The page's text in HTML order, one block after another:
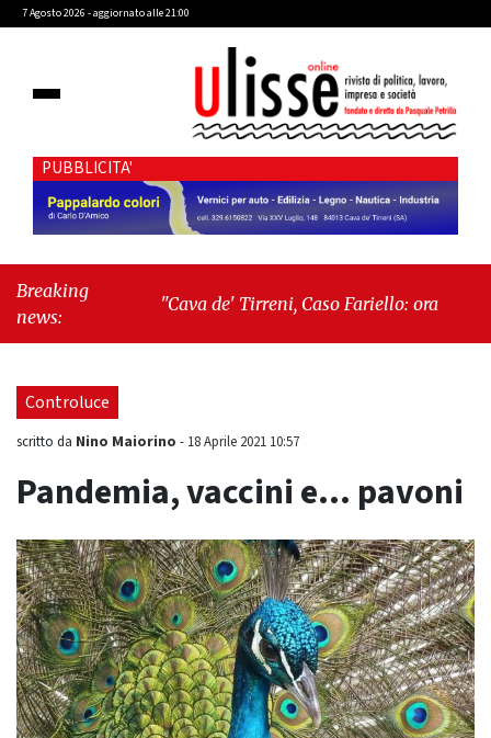
7 Agosto 2026 - aggiornato alle 21:00
PUBBLICITA'
Breaking
news:
"Cava de' Tirreni, Caso Fariello: ora torniamo ai
Controluce
scritto da Nino Maiorino - 18 Aprile 2021 10:57
Pandemia, vaccini e… pavoni